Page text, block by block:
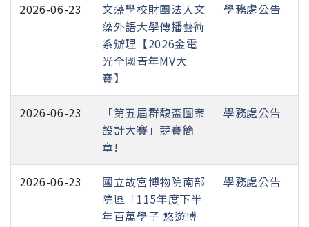
2026-06-23
文藻學校財團法人文
藻外語大學傳播藝術
系辦理【2026金電
光全國青年MV大
賽】
學務處公告
2026-06-23
「第五屆群馥盃圖案
設計大賽」競賽簡
章!
學務處公告
2026-06-23
國立故宮博物院南部
院區「115年度下半
年百萬學子 悠遊博
學務處公告